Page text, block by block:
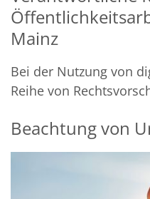
Mainz
Bei der Nutzung von
Reihe von
Beachtung von